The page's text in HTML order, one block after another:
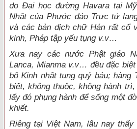
do Đại học đường Havara tại
Nhật của Phước đảo Trực tứ
và các bản dịch chữ Hán rất cổ
kinh, Pháp tập yếu tụng v.v…
Xưa nay các nước Phật giáo
Lanca, Mianma v.v… đều đặc
bộ Kinh nhật tụng quý báu; hàng
biết, không thuộc, không hành
lấy đó phụng hành để sống một
khiết.
Riêng tại Việt Nam, lâu nay